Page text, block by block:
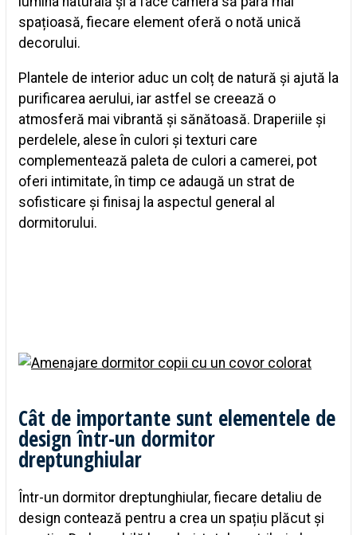
spațioasă, fiecare element oferă o notă unică
decorului.
Plantele de interior aduc un colț de natură și ajută la
purificarea aerului, iar astfel se creează o
atmosferă mai vibrantă și sănătoasă. Draperiile și
perdelele, alese în culori și texturi care
complementează paleta de culori a camerei, pot
oferi intimitate, în timp ce adaugă un strat de
sofisticare și finisaj la aspectul general al
dormitorului.
Cât de importante sunt elementele de
design într-un dormitor
dreptunghiular
design contează pentru a crea un spațiu plăcut și